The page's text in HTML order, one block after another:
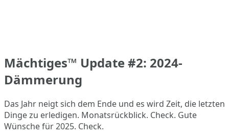
Mächtiges™ Update #2: 2024-
Dämmerung
Das Jahr neigt sich dem Ende und es wird Zeit, die letzten
Dinge zu erledigen. Monatsrückblick. Check. Gute
Wünsche für 2025. Check.